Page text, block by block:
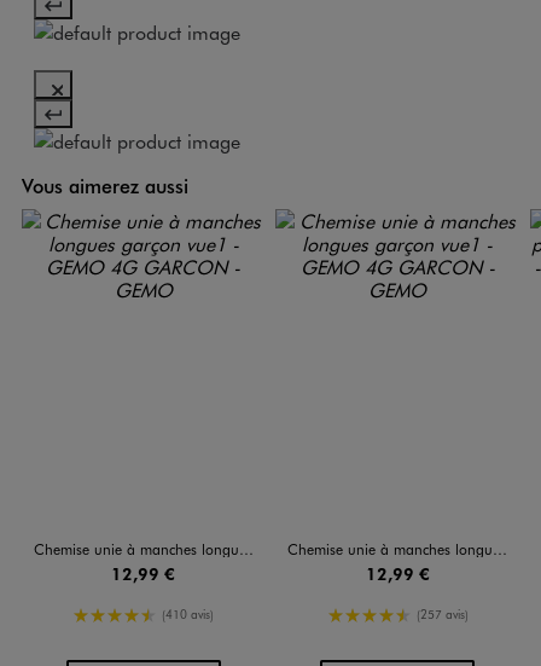
Vous aimerez aussi
Chemise unie à manches longues garçon
12,99 €
4.5/5 de moyenne
(410 avis)
Chemise unie à manches longues garçon
12,99 €
4.5/5 de moyenne
(257 avis)